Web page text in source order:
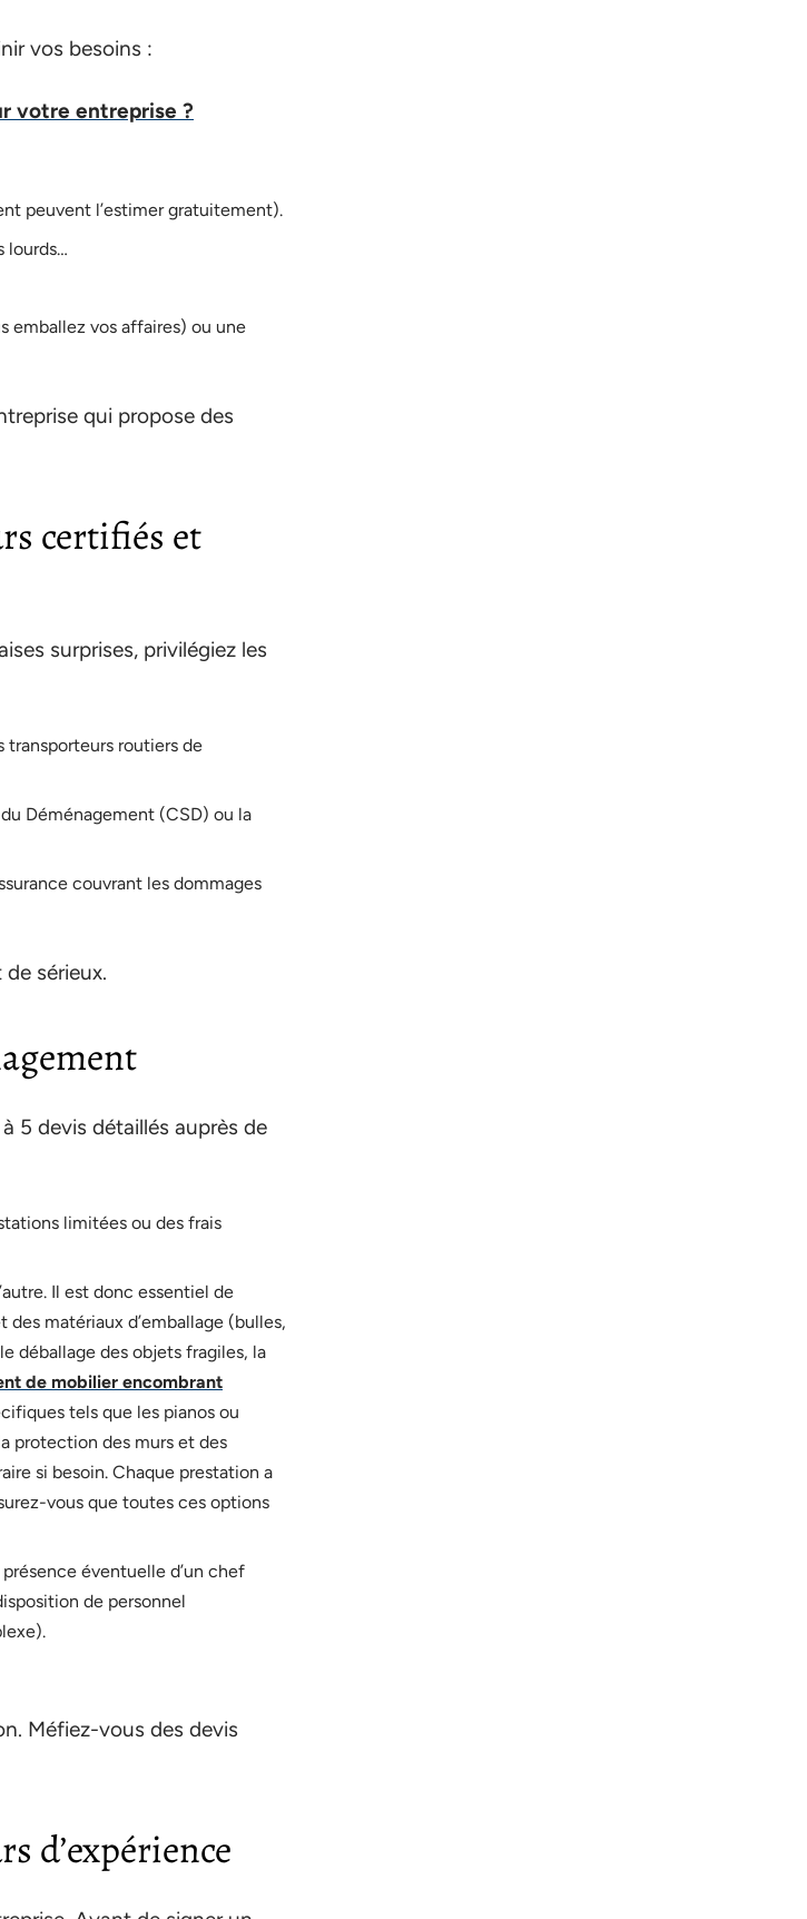
vos besoins :
votre entreprise ?
peuvent l’estimer gratuitement).
lourds…
emballez vos affaires) ou une
qui propose des
certifiés et
surprises, privilégiez les
transporteurs routiers de
Déménagement (CSD) ou la
couvrant les dommages
sérieux.
5 devis détaillés auprès de
limitées ou des frais
Il est donc essentiel de
matériaux d’emballage (bulles,
déballage des objets fragiles, la
de mobilier encombrant
tels que les pianos ou
protection des murs et des
si besoin. Chaque prestation a
vous que toutes ces options
éventuelle d’un chef
de personnel
Méfiez-vous des devis
d’expérience